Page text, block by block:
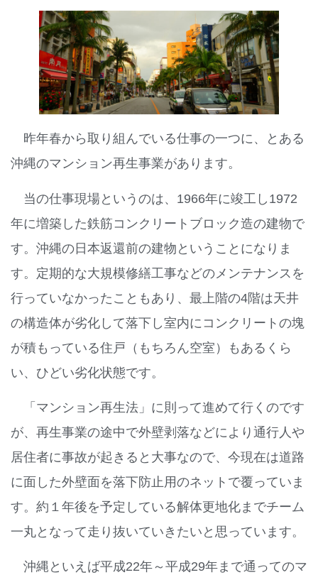
昨年春から取り組んでいる仕事の一つに、とある
沖縄のマンション再生事業があります。
当の仕事現場というのは、1966年に竣工し1972
年に増築した鉄筋コンクリートブロック造の建物で
す。沖縄の日本返還前の建物ということになりま
す。定期的な大規模修繕工事などのメンテナンスを
行っていなかったこともあり、最上階の4階は天井
の構造体が劣化して落下し室内にコンクリートの塊
が積もっている住戸（もちろん空室）もあるくら
い、ひどい劣化状態です。
「マンション再生法」に則って進めて行くのです
が、再生事業の途中で外壁剥落などにより通行人や
居住者に事故が起きると大事なので、今現在は道路
に面した外壁面を落下防止用のネットで覆っていま
す。約１年後を予定している解体更地化までチーム
一丸となって走り抜いていきたいと思っています。
沖縄といえば平成22年～平成29年まで通ってのマ